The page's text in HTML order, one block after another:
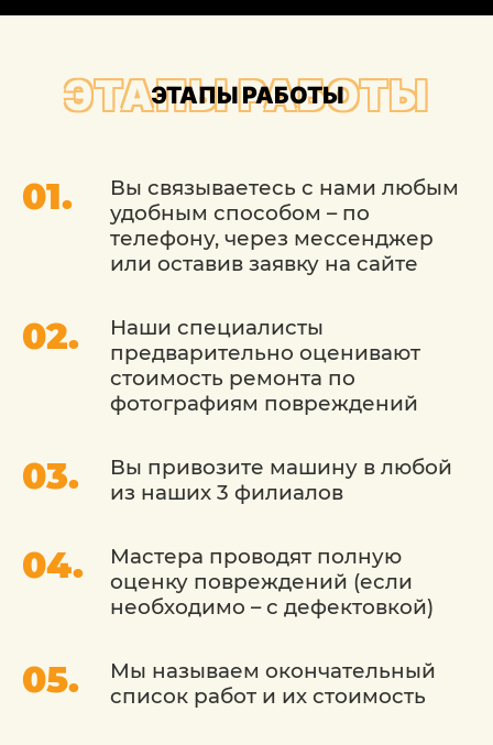
поверхности машины привлекательный
абразивная полировка кузова KIA (Киа).
Но только в том случае, если она
полировочной машинки, составов и
инструментов.
Если обслуживание у дилера дорого,
проведем процедуру на дилерском
уровне, но по приемлемой цене.
Гарантировано полное соблюдение
требований бренда, профессионализм и
АБРАЗИВНАЯ ПОЛИРОВКА
РАБОТАЕМ
Весь процесс состоит из нескольких
которых описан в рекомендациях и
инструкции KIA (Киа). Основные
ЭТАПЫ РАБОТЫ
ЭТАПЫ РАБОТЫ
Вы связываетесь с нами любым
удобным способом – по
телефону, через мессенджер
или оставив заявку на сайте
Наши специалисты
предварительно оценивают
стоимость ремонта по
фотографиям повреждений
Вы привозите машину в любой
из наших 3 филиалов
Мастера проводят полную
оценку повреждений (если
необходимо – с дефектовкой)
Мы называем окончательный
список работ и их стоимость